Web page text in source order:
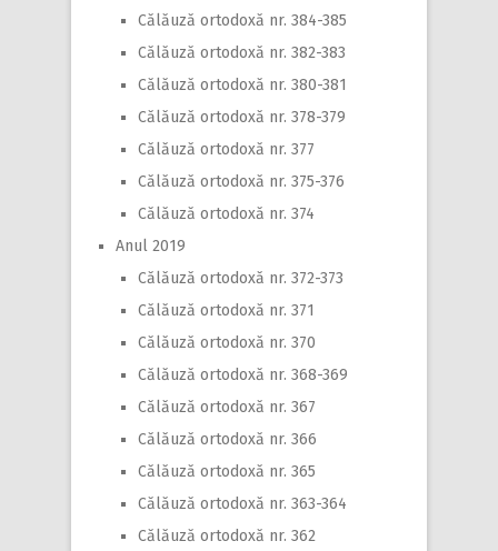
Călăuză ortodoxă nr. 384-385
Călăuză ortodoxă nr. 382-383
Călăuză ortodoxă nr. 380-381
Călăuză ortodoxă nr. 378-379
Călăuză ortodoxă nr. 377
Călăuză ortodoxă nr. 375-376
Călăuză ortodoxă nr. 374
Anul 2019
Călăuză ortodoxă nr. 372-373
Călăuză ortodoxă nr. 371
Călăuză ortodoxă nr. 370
Călăuză ortodoxă nr. 368-369
Călăuză ortodoxă nr. 367
Călăuză ortodoxă nr. 366
Călăuză ortodoxă nr. 365
Călăuză ortodoxă nr. 363-364
Călăuză ortodoxă nr. 362